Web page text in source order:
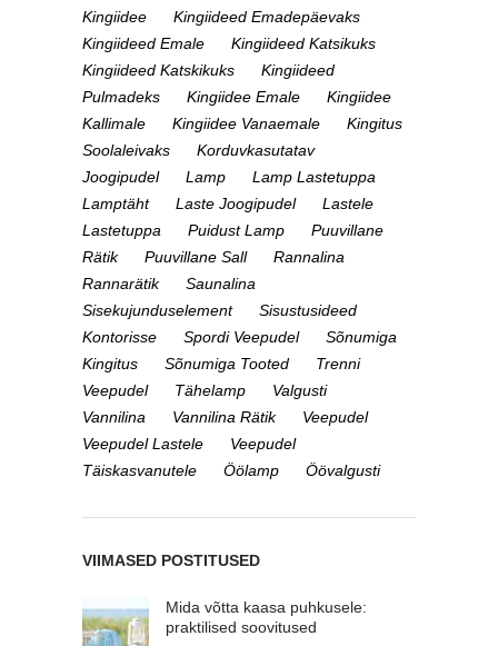
Kingiidee
Kingiideed Emadepäevaks
Kingiideed Emale
Kingiideed Katsikuks
Kingiideed Katskikuks
Kingiideed
Pulmadeks
Kingiidee Emale
Kingiidee
Kallimale
Kingiidee Vanaemale
Kingitus
Soolaleivaks
Korduvkasutatav
Joogipudel
Lamp
Lamp Lastetuppa
Lamptäht
Laste Joogipudel
Lastele
Lastetuppa
Puidust Lamp
Puuvillane
Rätik
Puuvillane Sall
Rannalina
Rannarätik
Saunalina
Sisekujunduselement
Sisustusideed
Kontorisse
Spordi Veepudel
Sõnumiga
Kingitus
Sõnumiga Tooted
Trenni
Veepudel
Tähelamp
Valgusti
Vannilina
Vannilina Rätik
Veepudel
Veepudel Lastele
Veepudel
Täiskasvanutele
Öölamp Öövalgusti
VIIMASED POSTITUSED
Mida võtta kaasa puhkusele:
praktilised soovitused